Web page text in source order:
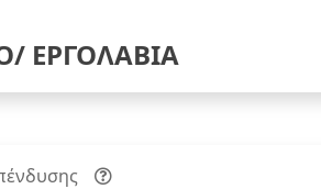
ΕΡΓΟΛΑΒΙΑ